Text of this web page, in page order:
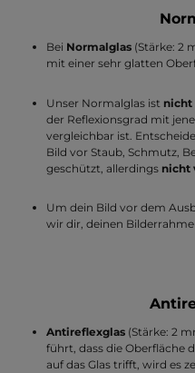
Bei Normalglas(Stärke: 2
mit einer sehr glatten
Unser Normalglas ist nicht
der Reflexionsgrad mit
vergleichbar ist.
Bild vor Staub, Schmutz,
geschützt, allerdings nicht
Um dein Bild vor dem
wir dir, deinen
Antireflexglas(Stärke: 2
führt, dass die Oberfläche
auf das Glas trifft, wird es